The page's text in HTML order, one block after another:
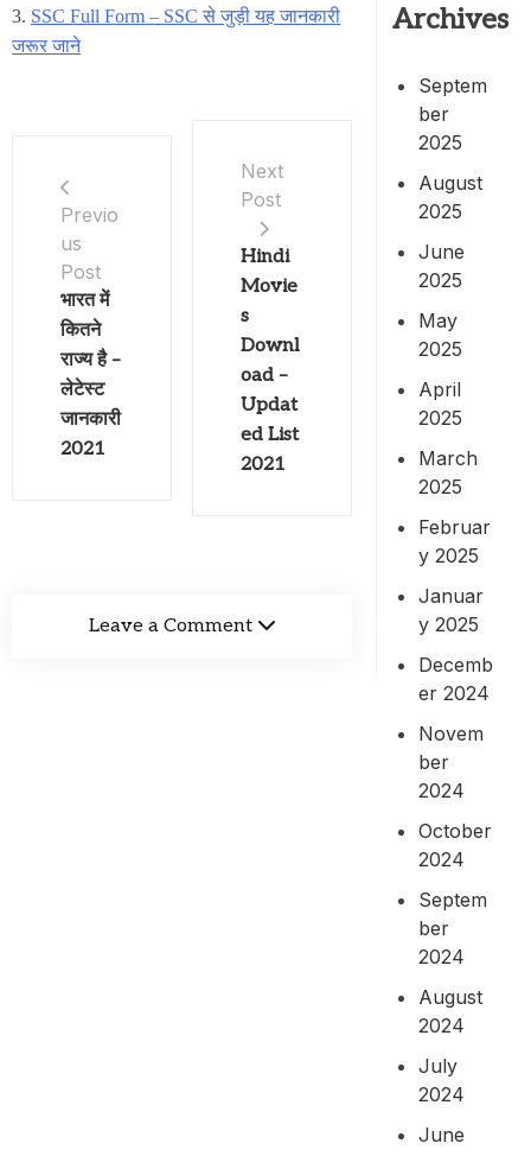
3. SSC Full Form – SSC से जुड़ी यह जानकारी
जरूर जाने
Previo
us
Post
भारत में
कितने
राज्य है –
लेटेस्ट
जानकारी
2021
Next
Post
Hindi
Movie
s
Downl
oad –
Updat
ed List
2021
Leave a Comment
Archives
Septem
ber
2025
August
2025
June
2025
May
2025
April
2025
March
2025
Februar
y 2025
Januar
y 2025
Decemb
er 2024
Novem
ber
2024
October
2024
Septem
ber
2024
August
2024
July
2024
June